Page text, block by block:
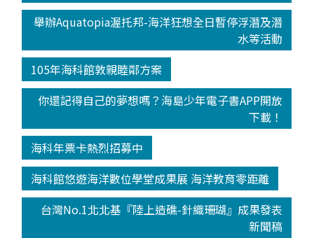
舉辦Aquatopia渥托邦-海洋狂想全日暫停浮潛及潛
水等活動
105年海科館敦親睦鄰方案
你還記得自己的夢想嗎？海島少年電子書APP開放
下載！
海科年票卡熱烈招募中
海科館悠遊海洋數位學堂成果展 海洋教育零距離
台灣No.1北北基『陸上造礁-針織珊瑚』成果發表
新聞稿